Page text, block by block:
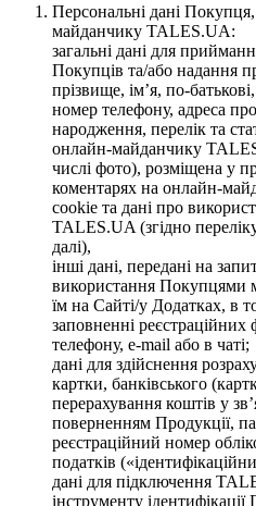
Персональні дані
майданчику TALES.UA:
загальні дані для
Покупців та/або надання
прізвище, ім’я, по-
номер телефону, адреса
народження, перелік та
онлайн-майданчику
числі фото), розміщена у
коментарях на онлайн-
cookie та дані про
TALES.UA (згідно
далі),
інші дані, передані на
використання Покупцями
їм на Сайті/у Додатках, в
заповненні
телефону, e-mail або в чаті;
дані для здійснення
картки, банківського
перерахування коштів у
поверненням Продукції,
реєстраційний номер
податків
дані для підключення
інструменту